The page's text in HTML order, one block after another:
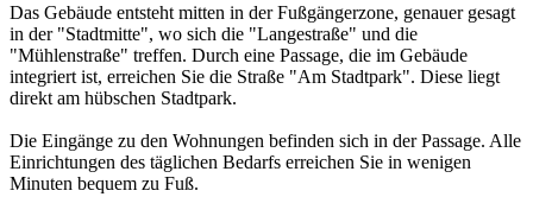
Das Gebäude entsteht mitten in der Fußgängerzone, genauer gesagt
in der "Stadtmitte", wo sich die "Langestraße" und die
"Mühlenstraße" treffen. Durch eine Passage, die im Gebäude
integriert ist, erreichen Sie die Straße "Am Stadtpark". Diese liegt
direkt am hübschen Stadtpark.
Die Eingänge zu den Wohnungen befinden sich in der Passage. Alle
Einrichtungen des täglichen Bedarfs erreichen Sie in wenigen
Minuten bequem zu Fuß.